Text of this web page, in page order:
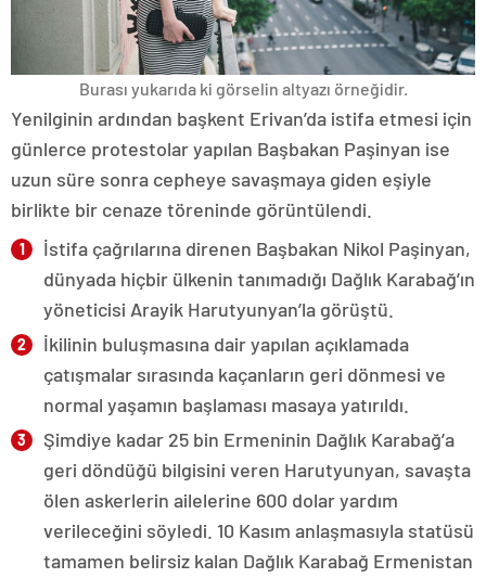
Burası yukarıda ki görselin altyazı örneğidir.
Yenilginin ardından başkent Erivan’da istifa etmesi için
günlerce protestolar yapılan Başbakan Paşinyan ise
uzun süre sonra cepheye savaşmaya giden eşiyle
birlikte bir cenaze töreninde görüntülendi.
İstifa çağrılarına direnen Başbakan Nikol Paşinyan,
dünyada hiçbir ülkenin tanımadığı Dağlık Karabağ’ın
yöneticisi Arayik Harutyunyan’la görüştü.
İkilinin buluşmasına dair yapılan açıklamada
çatışmalar sırasında kaçanların geri dönmesi ve
normal yaşamın başlaması masaya yatırıldı.
Şimdiye kadar 25 bin Ermeninin Dağlık Karabağ’a
geri döndüğü bilgisini veren Harutyunyan, savaşta
ölen askerlerin ailelerine 600 dolar yardım
verileceğini söyledi. 10 Kasım anlaşmasıyla statüsü
tamamen belirsiz kalan Dağlık Karabağ Ermenistan